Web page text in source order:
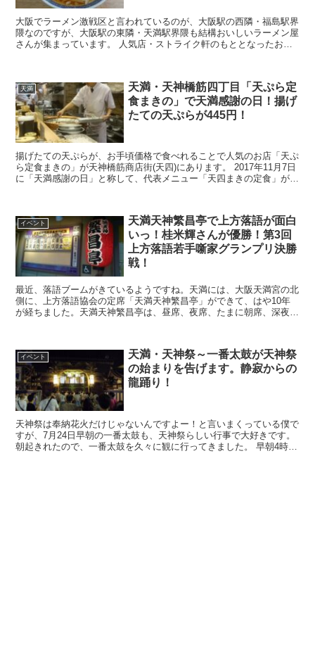
大阪でラーメン激戦区と言われているのが、大阪駅の西隣・福島駅界
隈なのですが、大阪駅の東隣・天満駅界隈も結構おいしいラーメン屋
さんが集まっています。 人気店・ストライク軒のもととなったお店
天満
天満・天神橋筋四丁目「天ぷら定
食まきの」で天満感謝の日！揚げ
たての天ぷらが445円！
揚げたての天ぷらが、お手頃価格で食べれることで人気のお店「天ぷ
ら定食まきの」が天神橋筋商店街(天四)にあります。 2017年11月7日
に「天満感謝の日」と称して、代表メニュー「天四まきの定食」が半
イベント
天満天神繁昌亭で上方落語が面白
いっ！桂米輝さんが優勝！第3回
上方落語若手噺家グランプリ決勝
戦！
最近、落語ブームがきているようですね。天満には、大阪天満宮の北
側に、上方落語協会の定席「天満天神繁昌亭」ができて、はや10年
が経ちました。天満天神繁昌亭は、昼席、夜席、たまに朝席、深夜席
イベント
天満・天神祭～一番太鼓が天神祭
の始まりを告げます。静寂からの
龍踊り！
天神祭は奉納花火だけじゃないんですよー！と言いまくっている僕で
すが、7月24日早朝の一番太鼓も、天神祭らしい行事で大好きです。
朝起きれたので、一番太鼓を久々に観に行ってきました。 早朝4時に